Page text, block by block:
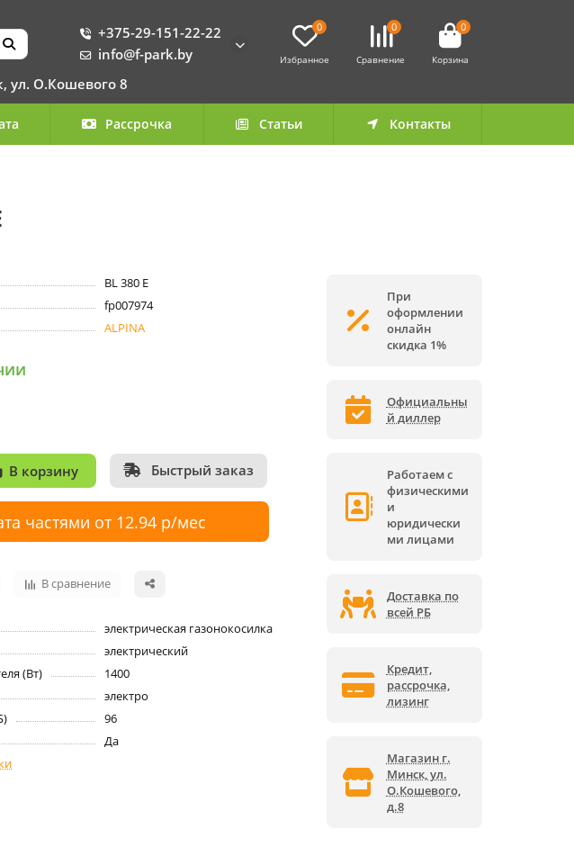
+375-29-151-22-22
info@f-park.by
0
Избранное
0
Сравнение
0
Корзина
ул. О.Кошевого 8
Рассрочка Статьи Контакты
BL 380 E
fp007974
ALPINA
В корзину Быстрый заказ
частями от 12.94 р/мес
В сравнение
электрическая газонокосилка
электрический
(Вт)
1400
электро
96
Да
При
оформлении
онлайн
скидка 1%
Официальны
й диллер
Работаем с
физическими
и
юридически
ми лицами
Доставка по
всей РБ
Кредит,
рассрочка,
лизинг
Магазин г.
Минск, ул.
О.Кошевого,
д.8